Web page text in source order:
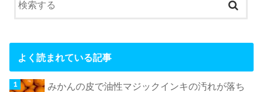
よく読まれている記事
みかんの皮で油性マジックインキの汚れが落ち